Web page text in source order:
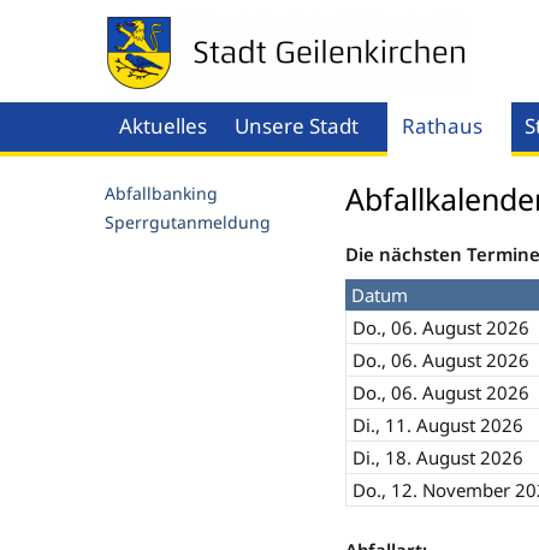
Aktuelles
Unsere Stadt
Rathaus
Abfallbanking
Sperrgutanmeldung
Die nächsten
Datum
Do., 06. August 2026
Do., 06. August 2026
Do., 06. August 2026
Di., 11. August 2026
Di., 18. August 2026
Do., 12. November